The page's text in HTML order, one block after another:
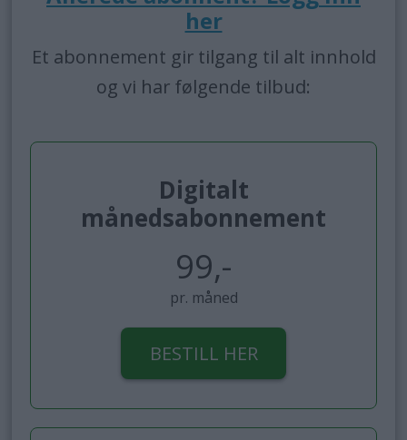
her
Et abonnement gir tilgang til alt innhold
og vi har følgende tilbud:
Digitalt
månedsabonnement
99,-
pr. måned
BESTILL HER